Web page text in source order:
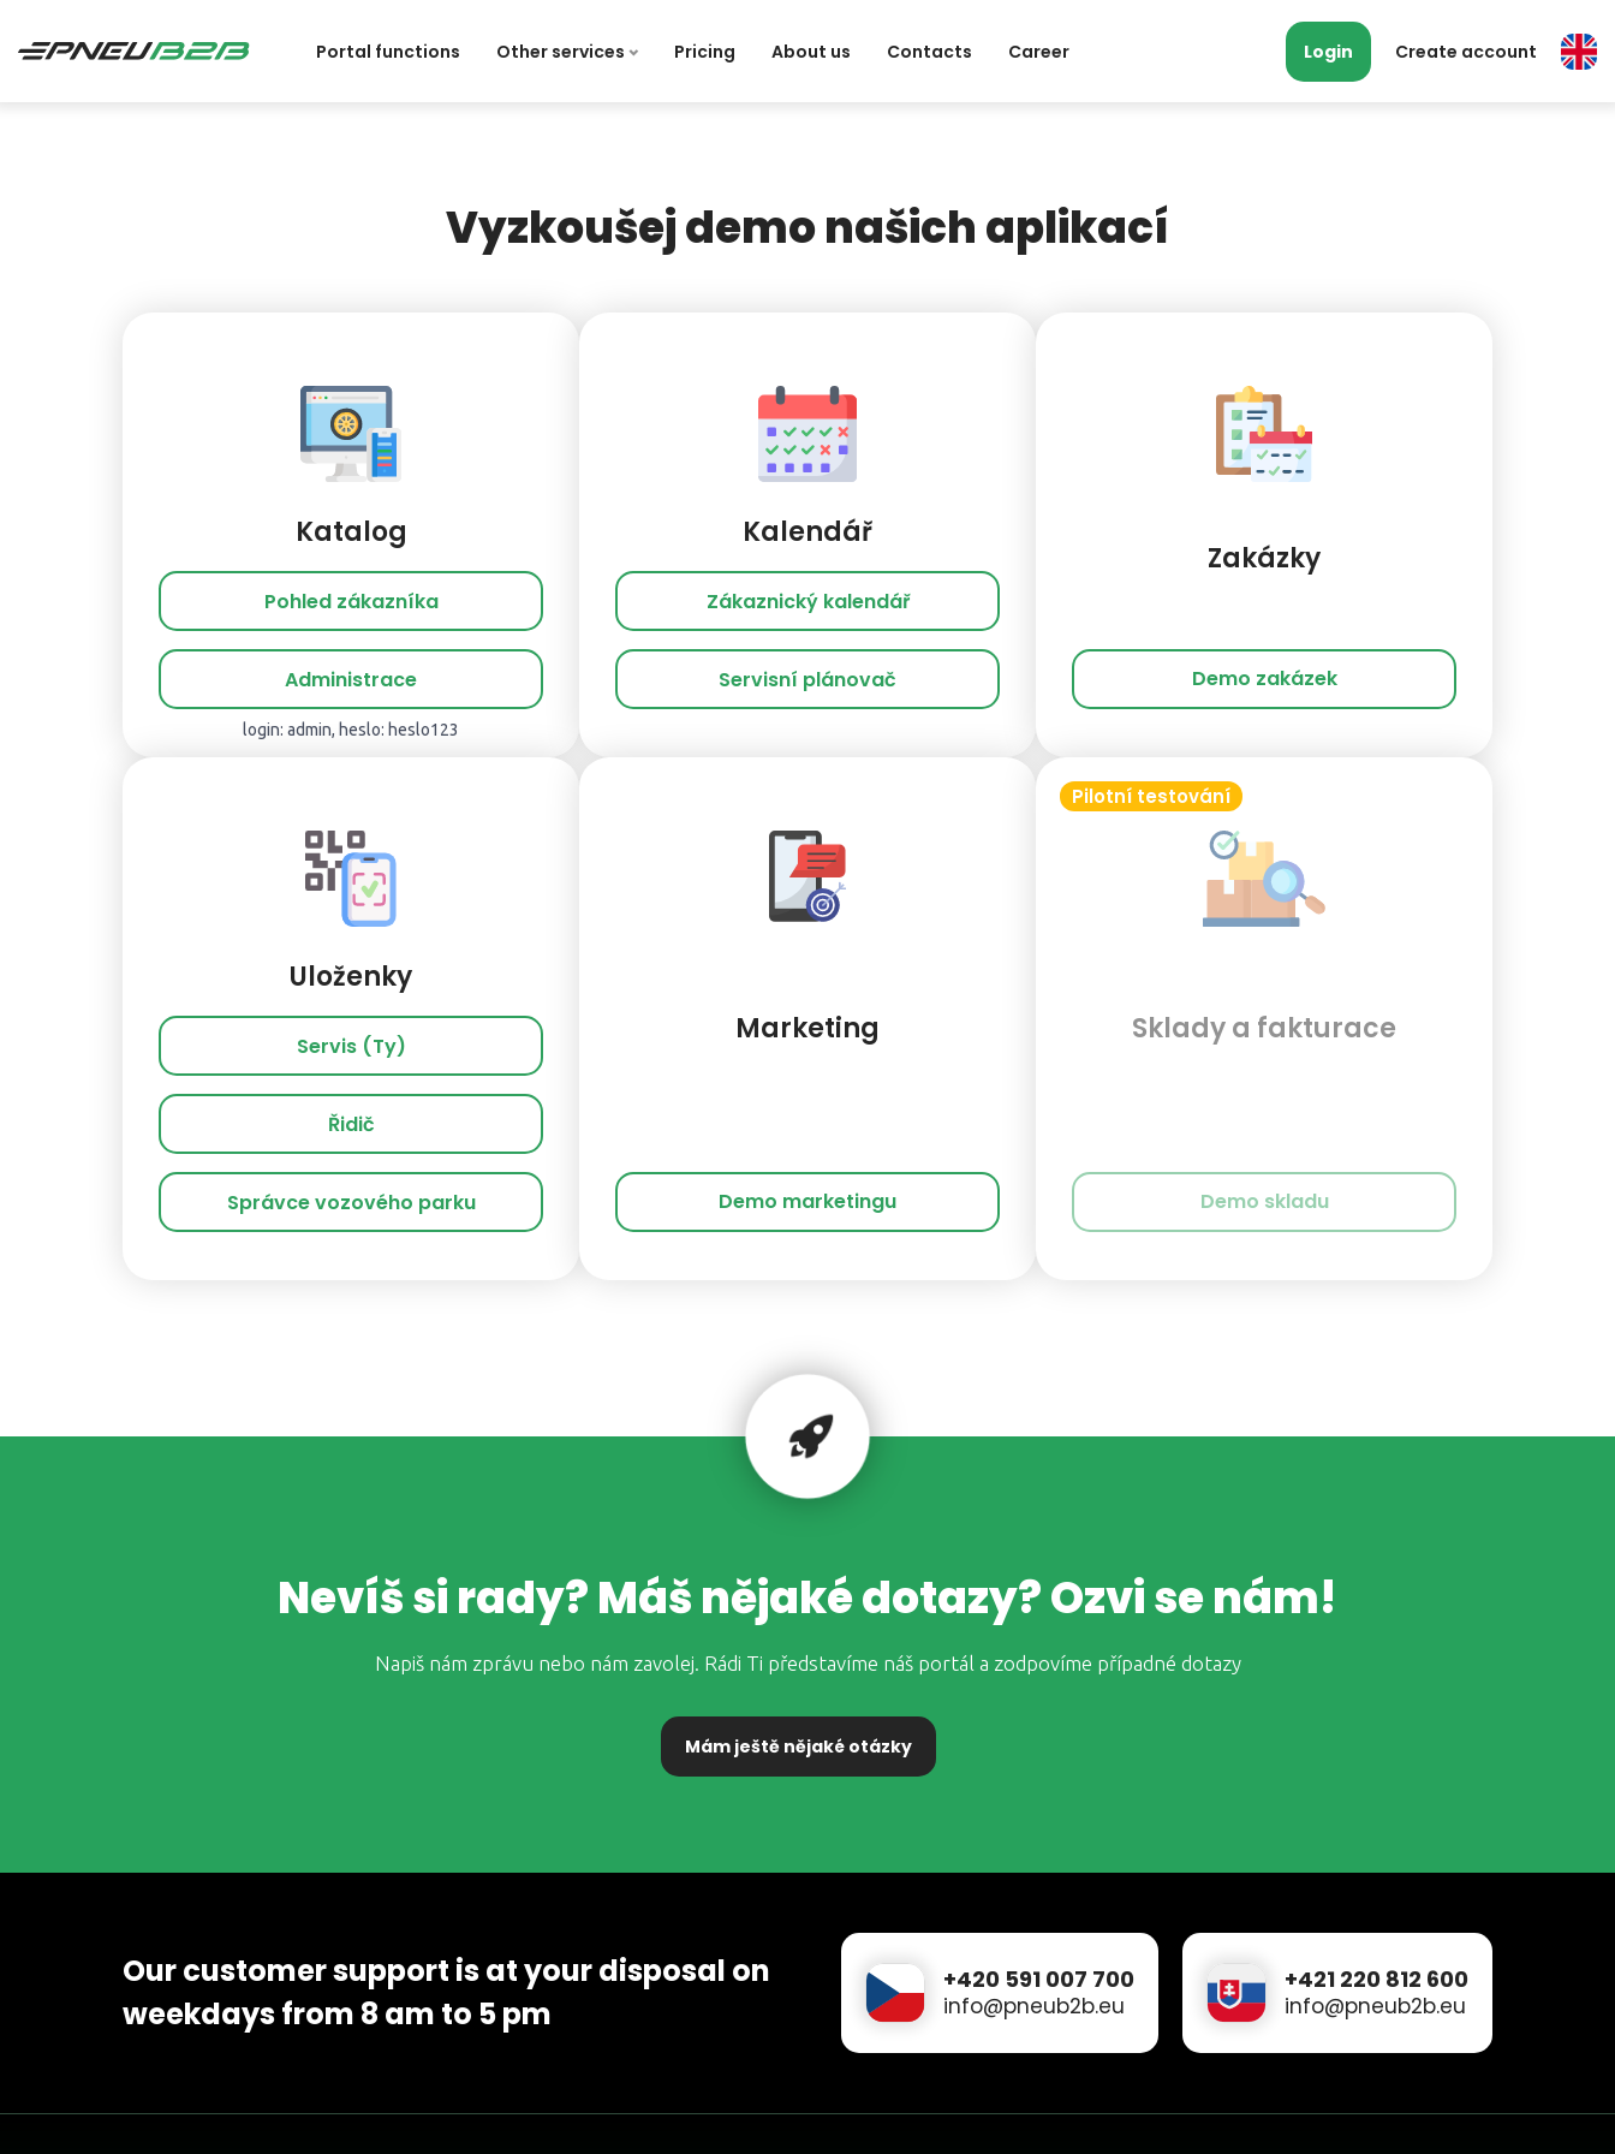
Portal functions Other services Pricing About us Contacts Career Login Create account
Vyzkoušej demo našich aplikací
Katalog
Pohled zákazníka
Administrace
login: admin, heslo: heslo123
Kalendář
Zákaznický kalendář
Servisní plánovač
Zakázky
Demo zakázek
Uloženky
Servis (Ty)
Řidič
Správce vozového parku
Marketing
Demo marketingu
Pilotní testování
Sklady a fakturace
Demo skladu
Nevíš si rady? Máš nějaké dotazy? Ozvi se nám!
Napiš nám zprávu nebo nám zavolej. Rádi Ti představíme náš portál a zodpovíme případné dotazy
Mám ještě nějaké otázky
Our customer support is at your disposal on
weekdays from 8 am to 5 pm
+420 591 007 700
info@pneub2b.eu
+421 220 812 600
info@pneub2b.eu